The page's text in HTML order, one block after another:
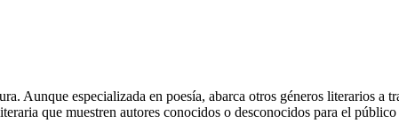
Aunque especializada en poesía, abarca otros géneros literarios a
que muestren autores conocidos o desconocidos para el público